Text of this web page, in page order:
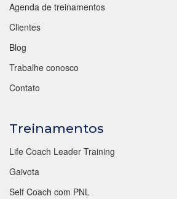
Agenda de treinamentos
Clientes
Blog
Trabalhe conosco
Contato
Treinamentos
Life Coach Leader Training
Gaivota
Self Coach com PNL